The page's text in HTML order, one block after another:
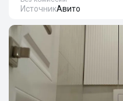
ИсточникАвито